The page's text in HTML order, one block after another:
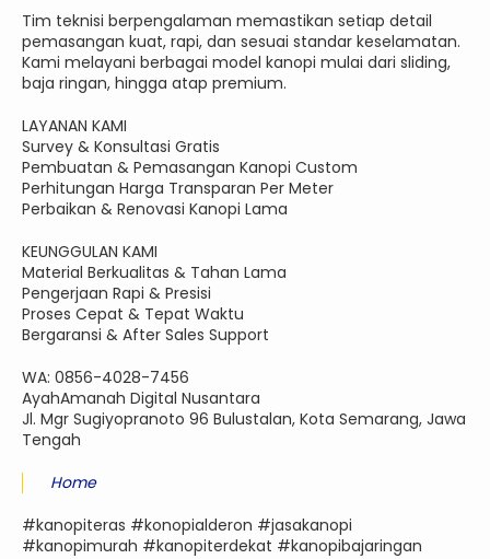
Tim teknisi berpengalaman memastikan setiap detail
pemasangan kuat, rapi, dan sesuai standar keselamatan.
Kami melayani berbagai model kanopi mulai dari sliding,
baja ringan, hingga atap premium.
LAYANAN KAMI
Survey & Konsultasi Gratis
Pembuatan & Pemasangan Kanopi Custom
Perhitungan Harga Transparan Per Meter
Perbaikan & Renovasi Kanopi Lama
KEUNGGULAN KAMI
Material Berkualitas & Tahan Lama
Pengerjaan Rapi & Presisi
Proses Cepat & Tepat Waktu
Bergaransi & After Sales Support
WA: 0856-4028-7456
AyahAmanah Digital Nusantara
Jl. Mgr Sugiyopranoto 96 Bulustalan, Kota Semarang, Jawa
Tengah
Home
#kanopiteras #konopialderon #jasakanopi
#kanopimurah #kanopiterdekat #kanopibajaringan